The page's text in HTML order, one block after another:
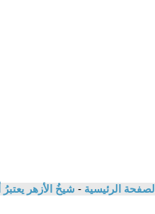
الصفحة الرئيسية - شيخُ الأزهر